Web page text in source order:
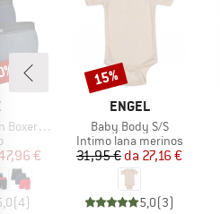
Fly 3-Pack
di prodotti
ridotto
€
(4)
MARCHIO
ENGEL
Articolo
Baby Body S/S
Gruppo di prodotti
Intimo lana merinos
Prezzo
31,95 € Prezzo ridotto
da 27,16 €
5,0(3)
Sconto
15%